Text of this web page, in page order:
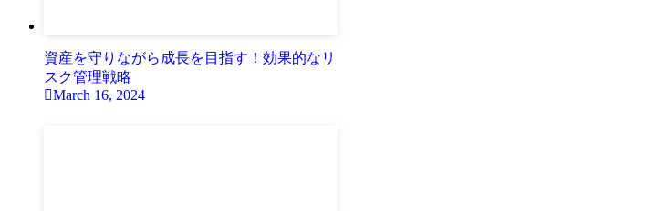
資産を守りながら成長を目指す！効果的なリ
スク管理戦略
March 16, 2024